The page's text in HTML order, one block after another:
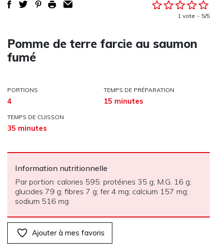
1 vote 5/5
Pomme de terre farcie au saumon
fumé
PORTIONS
4
TEMPS DE PRÉPARATION
15 minutes
TEMPS DE CUISSON
35 minutes
Information nutritionnelle
Par portion: calories 595: protéines 35 g; M.G. 16 g;
glucides 79 g; fibres 7 g; fer 4 mg; calcium 157 mg;
sodium 516 mg
Ajouter à mes favoris